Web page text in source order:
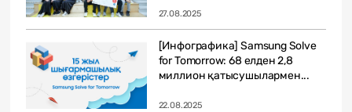
27.08.2025
[Инфографика] Samsung Solve
for Tomorrow: 68 елден 2,8
миллион қатысушылармен...
22.08.2025